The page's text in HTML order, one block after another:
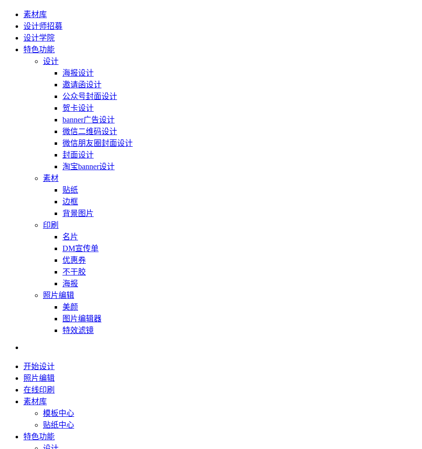
素材库
设计师招募
设计学院
特色功能
设计
海报设计
邀请函设计
公众号封面设计
贺卡设计
banner广告设计
微信二维码设计
微信朋友圈封面设计
封面设计
淘宝banner设计
素材
贴纸
边框
背景图片
印刷
名片
DM宣传单
优惠券
不干胶
海报
照片编辑
美颜
图片编辑器
特效滤镜
开始设计
照片编辑
在线印刷
素材库
模板中心
贴纸中心
特色功能